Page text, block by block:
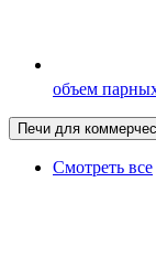
объем
Печи для
Смотреть все